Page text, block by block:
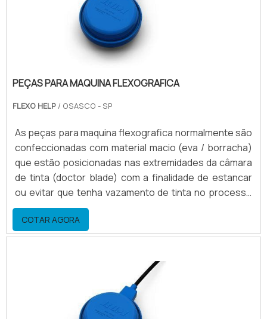
PEÇAS PARA MAQUINA FLEXOGRAFICA
FLEXO HELP / OSASCO - SP
As peças para maquina flexografica normalmente são
confeccionadas com material macio (eva / borracha)
que estão posicionadas nas extremidades da câmara
de tinta (doctor blade) com a finalidade de estancar
ou evitar que tenha vazamento de tinta no processo
de alimentação ou bombeamento da tinta para o
doctor blade.Outras peças que compõem a câmara
doctor blade Suporte traseiro; Engate rápido; Eixo de
vedação; Lâmina.Condições ideais das peças para
COTAR AGORA